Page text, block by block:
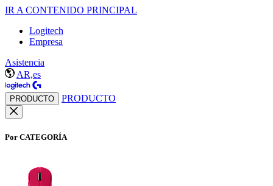
IR A CONTENIDO PRINCIPAL
Logitech
Empresa
Asistencia
AR,es
PRODUCTO PRODUCTO
Por CATEGORÍA